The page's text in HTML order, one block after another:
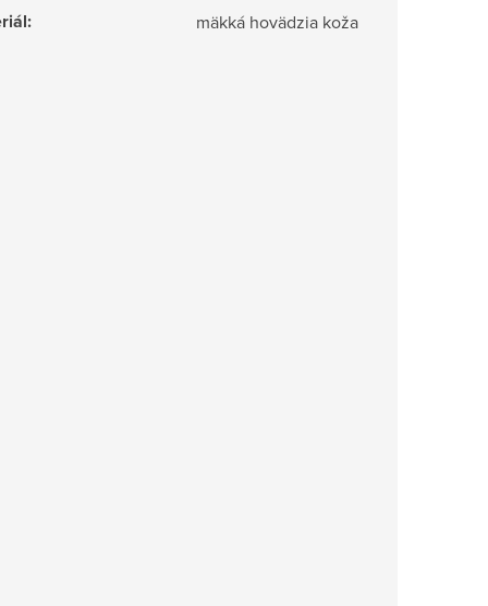
: mäkká hovädzia koža